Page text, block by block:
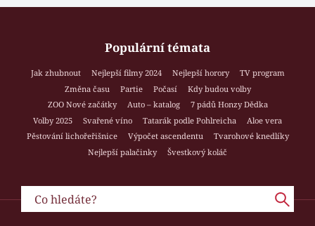
Populární témata
Jak zhubnout Nejlepší filmy 2024 Nejlepší horory
TV program
Změna času
Partie Počasí
Kdy budou volby
ZOO Nové začátky
Auto – katalog
7 pádů Honzy Dědka
Volby 2025
Svařené víno Tatarák podle Pohlreicha
Aloe vera
Pěstování lichořeřišnice
Výpočet ascendentu
Tvarohové knedlíky
Nejlepší palačinky
Švestkový koláč